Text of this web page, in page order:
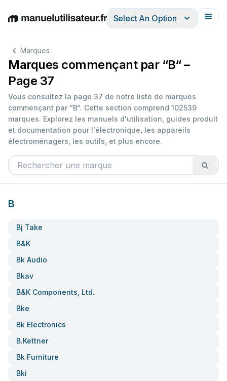
EnglishDeutschEspañolItalianoFrançais
Select An Option
Marques
Marques commençant par “B“ –
Page 37
Vous consultez la page 37 de notre liste de marques
commençant par “B“. Cette section comprend 102539
marques. Explorez les manuels d'utilisation, guides produit
et documentation pour l'électronique, les appareils
électroménagers, les outils, et plus encore.
B
Bj Take
B&k
Bk Audio
Bkav
B&k Components, Ltd.
Bke
Bk Electronics
B.kettner
Bk Furniture
Bki